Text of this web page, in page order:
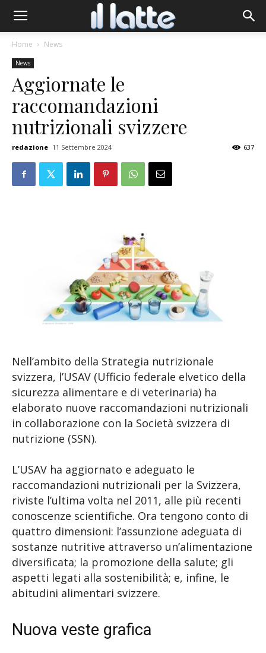
Home News
News
Aggiornate le
raccomandazioni
nutrizionali svizzere
redazione 11 Settembre 2024 637
Nell’ambito della Strategia nutrizionale
svizzera, l’USAV (Ufficio federale elvetico della
sicurezza alimentare e di veterinaria) ha
elaborato nuove raccomandazioni nutrizionali
in collaborazione con la Società svizzera di
nutrizione (SSN).
L’USAV ha aggiornato e adeguato le
raccomandazioni nutrizionali per la Svizzera,
riviste l’ultima volta nel 2011, alle più recenti
conoscenze scientifiche. Ora tengono conto di
quattro dimensioni: l’assunzione adeguata di
sostanze nutritive attraverso un’alimentazione
diversificata; la promozione della salute; gli
aspetti legati alla sostenibilità; e, infine, le
abitudini alimentari svizzere.
Nuova veste grafica